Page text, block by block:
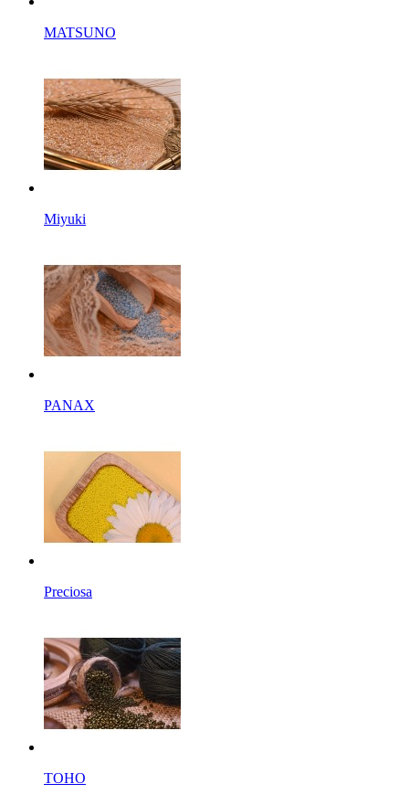
MATSUNO
Miyuki
PANAX
Preciosa
TOHO